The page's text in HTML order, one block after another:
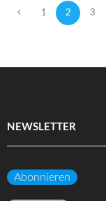
1 2 3
NEWSLETTER
Abonnieren